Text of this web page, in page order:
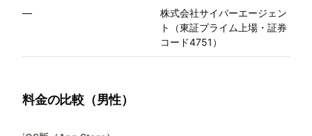
—
株式会社サイバーエージェン
ト（東証プライム上場・証券
コード4751）
料金の比較（男性）